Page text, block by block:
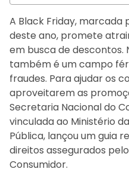
A Black Friday, marcada
deste ano, promete
em busca de descontos.
também é um campo
fraudes. Para ajudar os
aproveitarem as
Secretaria Nacional do
vinculada ao Ministério
Pública, lançou um guia
direitos assegurados
Consumidor.